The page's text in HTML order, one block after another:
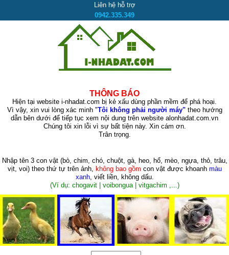
Liên hệ hỗ trợ
0942.335.349
THÔNG BÁO
Hiện tại website i-nhadat.com bị kẻ xấu dùng phần mềm để phá hoại.
Vì vậy, xin vui lòng xác minh "Tôi không phải người máy"theo hướng
dẫn bên dưới để tiếp tục xem nội dung trên website alonhadat.com.vn
Chúng tôi xin lỗi vì sự bất tiện này. Xin cám ơn.
Trân trọng.
Nhập tên 3 con vật (bò, chim, chó, chuột, gà, heo, hổ, mèo, ngựa, thỏ, trâu,
vịt, voi)theo thứ tự trên ảnh, không bao gồm con vật được khoanh màu
xanh, viết liền, không dấu.
(Ví dụ: chogavit | voibongua | vitgachim ,...)